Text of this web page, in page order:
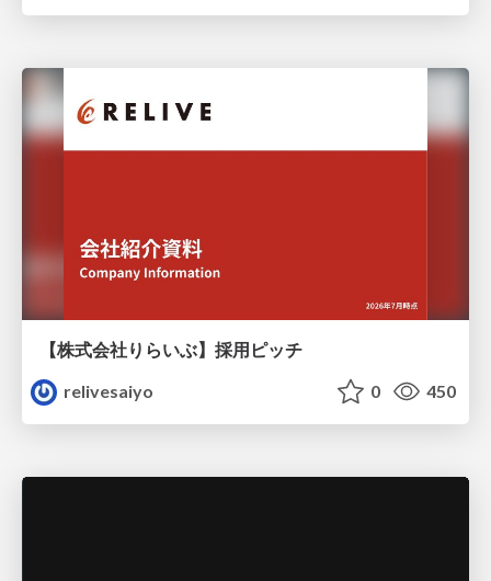
【株式会社りらいぶ】採用ピッチ
relivesaiyo
0 450